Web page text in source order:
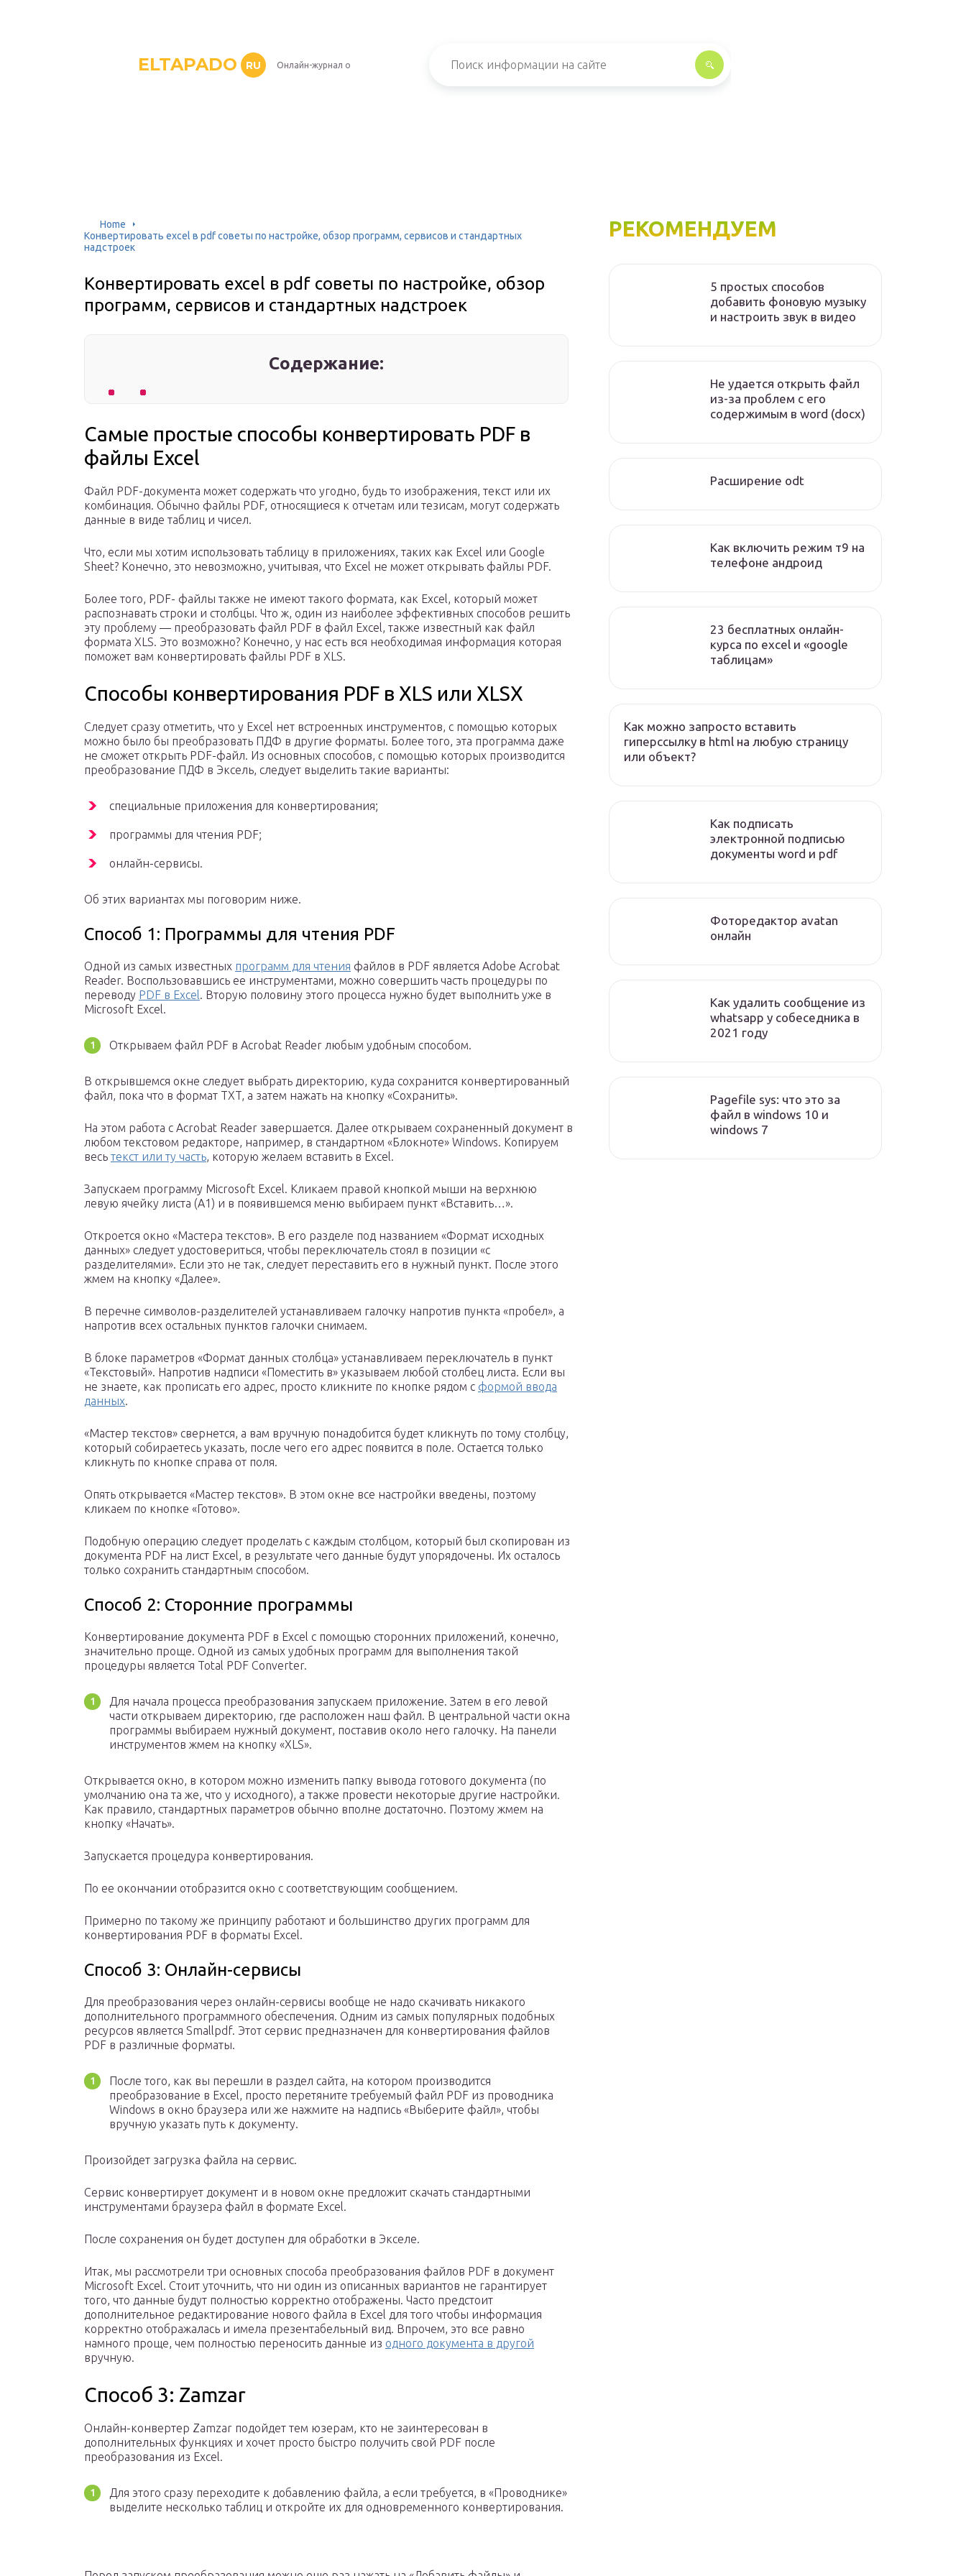
ELTAPADO RU Онлайн-журнал о
Home
Конвертировать excel в pdf советы по настройке, обзор программ, сервисов и стандартных
надстроек
Конвертировать excel в pdf советы по настройке, обзор
программ, сервисов и стандартных надстроек
Содержание:
Самые простые способы конвертировать PDF в
файлы Excel
Файл PDF-документа может содержать что угодно, будь то изображения, текст или их
комбинация. Обычно файлы PDF, относящиеся к отчетам или тезисам, могут содержать
данные в виде таблиц и чисел.
Что, если мы хотим использовать таблицу в приложениях, таких как Excel или Google
Sheet? Конечно, это невозможно, учитывая, что Excel не может открывать файлы PDF.
Более того, PDF- файлы также не имеют такого формата, как Excel, который может
распознавать строки и столбцы. Что ж, один из наиболее эффективных способов решить
эту проблему — преобразовать файл PDF в файл Excel, также известный как файл
формата XLS. Это возможно? Конечно, у нас есть вся необходимая информация которая
поможет вам конвертировать файлы PDF в XLS.
Способы конвертирования PDF в XLS или XLSX
Следует сразу отметить, что у Excel нет встроенных инструментов, с помощью которых
можно было бы преобразовать ПДФ в другие форматы. Более того, эта программа даже
не сможет открыть PDF-файл. Из основных способов, с помощью которых производится
преобразование ПДФ в Эксель, следует выделить такие варианты:
специальные приложения для конвертирования;
программы для чтения PDF;
онлайн-сервисы.
Об этих вариантах мы поговорим ниже.
Способ 1: Программы для чтения PDF
Одной из самых известных программ для чтения файлов в PDF является Adobe Acrobat
Reader. Воспользовавшись ее инструментами, можно совершить часть процедуры по
переводу PDF в Excel. Вторую половину этого процесса нужно будет выполнить уже в
Microsoft Excel.
Открываем файл PDF в Acrobat Reader любым удобным способом.
В открывшемся окне следует выбрать директорию, куда сохранится конвертированный
файл, пока что в формат TXT, а затем нажать на кнопку «Сохранить».
На этом работа с Acrobat Reader завершается. Далее открываем сохраненный документ в
любом текстовом редакторе, например, в стандартном «Блокноте» Windows. Копируем
весь текст или ту часть, которую желаем вставить в Excel.
Запускаем программу Microsoft Excel. Кликаем правой кнопкой мыши на верхнюю
левую ячейку листа (A1) и в появившемся меню выбираем пункт «Вставить…».
Откроется окно «Мастера текстов». В его разделе под названием «Формат исходных
данных» следует удостовериться, чтобы переключатель стоял в позиции «с
разделителями». Если это не так, следует переставить его в нужный пункт. После этого
жмем на кнопку «Далее».
В перечне символов-разделителей устанавливаем галочку напротив пункта «пробел», а
напротив всех остальных пунктов галочки снимаем.
В блоке параметров «Формат данных столбца» устанавливаем переключатель в пункт
«Текстовый». Напротив надписи «Поместить в» указываем любой столбец листа. Если вы
не знаете, как прописать его адрес, просто кликните по кнопке рядом с формой ввода
данных.
«Мастер текстов» свернется, а вам вручную понадобится будет кликнуть по тому столбцу,
который собираетесь указать, после чего его адрес появится в поле. Остается только
кликнуть по кнопке справа от поля.
Опять открывается «Мастер текстов». В этом окне все настройки введены, поэтому
кликаем по кнопке «Готово».
Подобную операцию следует проделать с каждым столбцом, который был скопирован из
документа PDF на лист Excel, в результате чего данные будут упорядочены. Их осталось
только сохранить стандартным способом.
Способ 2: Сторонние программы
Конвертирование документа PDF в Excel с помощью сторонних приложений, конечно,
значительно проще. Одной из самых удобных программ для выполнения такой
процедуры является Total PDF Converter.
Для начала процесса преобразования запускаем приложение. Затем в его левой
части открываем директорию, где расположен наш файл. В центральной части окна
программы выбираем нужный документ, поставив около него галочку. На панели
инструментов жмем на кнопку «XLS».
Открывается окно, в котором можно изменить папку вывода готового документа (по
умолчанию она та же, что у исходного), а также провести некоторые другие настройки.
Как правило, стандартных параметров обычно вполне достаточно. Поэтому жмем на
кнопку «Начать».
Запускается процедура конвертирования.
По ее окончании отобразится окно с соответствующим сообщением.
Примерно по такому же принципу работают и большинство других программ для
конвертирования PDF в форматы Excel.
Способ 3: Онлайн-сервисы
Для преобразования через онлайн-сервисы вообще не надо скачивать никакого
дополнительного программного обеспечения. Одним из самых популярных подобных
ресурсов является Smallpdf. Этот сервис предназначен для конвертирования файлов
PDF в различные форматы.
После того, как вы перешли в раздел сайта, на котором производится
преобразование в Excel, просто перетяните требуемый файл PDF из проводника
Windows в окно браузера или же нажмите на надпись «Выберите файл», чтобы
вручную указать путь к документу.
Произойдет загрузка файла на сервис.
Сервис конвертирует документ и в новом окне предложит скачать стандартными
инструментами браузера файл в формате Excel.
После сохранения он будет доступен для обработки в Экселе.
Итак, мы рассмотрели три основных способа преобразования файлов PDF в документ
Microsoft Excel. Стоит уточнить, что ни один из описанных вариантов не гарантирует
того, что данные будут полностью корректно отображены. Часто предстоит
дополнительное редактирование нового файла в Excel для того чтобы информация
корректно отображалась и имела презентабельный вид. Впрочем, это все равно
намного проще, чем полностью переносить данные из одного документа в другой
вручную.
Способ 3: Zamzar
Онлайн-конвертер Zamzar подойдет тем юзерам, кто не заинтересован в
дополнительных функциях и хочет просто быстро получить свой PDF после
преобразования из Excel.
Для этого сразу переходите к добавлению файла, а если требуется, в «Проводнике»
выделите несколько таблиц и откройте их для одновременного конвертирования.
РЕКОМЕНДУЕМ
5 простых способов
добавить фоновую музыку
и настроить звук в видео
Не удается открыть файл
из-за проблем с его
содержимым в word (docx)
Расширение odt
Как включить режим т9 на
телефоне андроид
23 бесплатных онлайн-
курса по excel и «google
таблицам»
Как можно запросто вставить
гиперссылку в html на любую страницу
или объект?
Как подписать
электронной подписью
документы word и pdf
Фоторедактор avatan
онлайн
Как удалить сообщение из
whatsapp у собеседника в
2021 году
Pagefile sys: что это за
файл в windows 10 и
windows 7